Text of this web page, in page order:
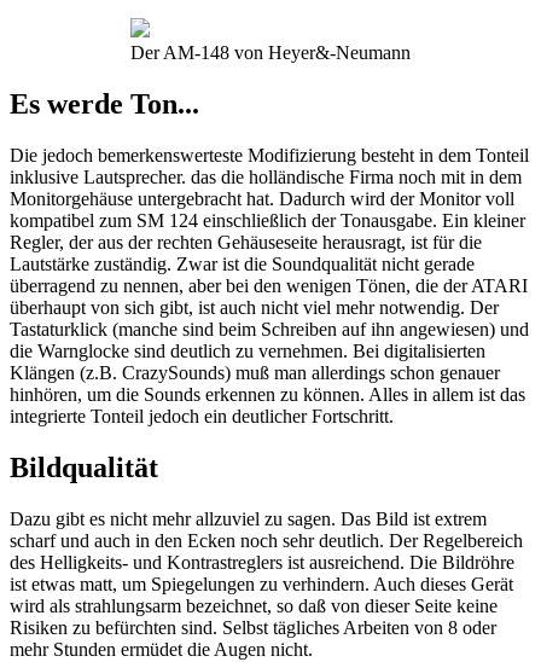
Der AM-148 von Heyer&-Neumann
Es werde Ton...
Die jedoch bemerkenswerteste Modifizierung besteht in dem Tonteil
inklusive Lautsprecher. das die holländische Firma noch mit in dem
Monitorgehäuse untergebracht hat. Dadurch wird der Monitor voll
kompatibel zum SM 124 einschließlich der Tonausgabe. Ein kleiner
Regler, der aus der rechten Gehäuseseite herausragt, ist für die
Lautstärke zuständig. Zwar ist die Soundqualität nicht gerade
überragend zu nennen, aber bei den wenigen Tönen, die der ATARI
überhaupt von sich gibt, ist auch nicht viel mehr notwendig. Der
Tastaturklick (manche sind beim Schreiben auf ihn angewiesen) und
die Warnglocke sind deutlich zu vernehmen. Bei digitalisierten
Klängen (z.B. CrazySounds) muß man allerdings schon genauer
hinhören, um die Sounds erkennen zu können. Alles in allem ist das
integrierte Tonteil jedoch ein deutlicher Fortschritt.
Bildqualität
Dazu gibt es nicht mehr allzuviel zu sagen. Das Bild ist extrem
scharf und auch in den Ecken noch sehr deutlich. Der Regelbereich
des Helligkeits- und Kontrastreglers ist ausreichend. Die Bildröhre
ist etwas matt, um Spiegelungen zu verhindern. Auch dieses Gerät
wird als strahlungsarm bezeichnet, so daß von dieser Seite keine
Risiken zu befürchten sind. Selbst tägliches Arbeiten von 8 oder
mehr Stunden ermüdet die Augen nicht.